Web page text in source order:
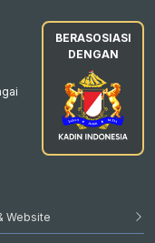
BERASOSIASI
DENGAN
Website